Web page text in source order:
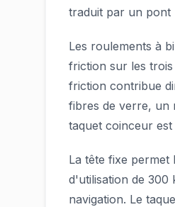
traduit par un pont
Les roulements à
friction sur les
friction contribue
fibres de verre, un
taquet coinceur
La tête fixe permet
d'utilisation de
navigation. Le